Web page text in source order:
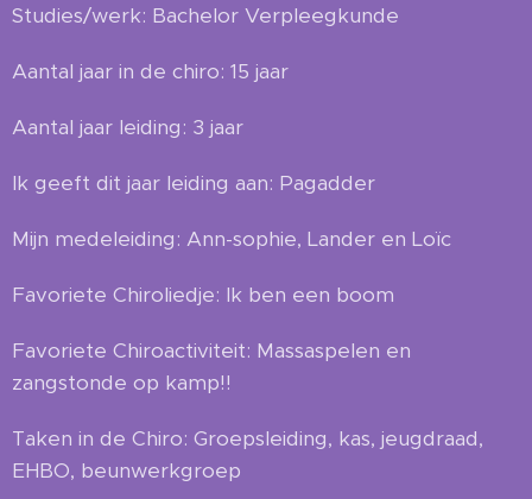
Studies/werk: Bachelor Verpleegkunde
Aantal jaar in de chiro: 15 jaar
Aantal jaar leiding: 3 jaar
Ik geeft dit jaar leiding aan: Pagadder
Mijn medeleiding: Ann-sophie, Lander en Loïc
Favoriete Chiroliedje: Ik ben een boom
Favoriete Chiroactiviteit: Massaspelen en
zangstonde op kamp!!
Taken in de Chiro: Groepsleiding, kas, jeugdraad,
EHBO, beunwerkgroep